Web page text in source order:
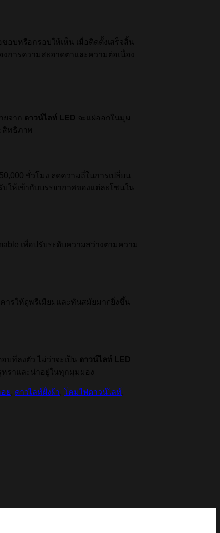
อบหรือกรอบให้เห็น เมื่อติดตั้งเสร็จสิ้น
การความสะอาดตาและความต่อเนื่อง
ยจาก ดาวน์ไลท์ LED จะแผ่ออกในมุม
สิทธิภาพ
ชั่วโมง ลดความถี่ในการเปลี่ยน
ให้เข้ากับบรรยากาศของแต่ละโซนใน
เพื่อปรับระดับความสว่างตามความ
ารให้ดูพรีเมียมและทันสมัยมากยิ่งขึ้น
บที่ลงตัว ไม่ว่าจะเป็น ดาวน์ไลท์ LED
ราและน่าอยู่ในทุกมุมมอง
ย, ดาวไลท์ฝั่งฝ้า, โคมไฟดาวน์ไลท์.